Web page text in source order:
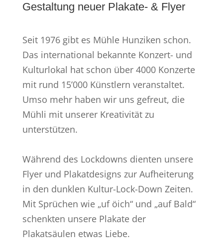
Gestaltung neuer Plakate- & Flyer
Seit 1976 gibt es Mühle Hunziken schon.
Das international bekannte Konzert- und
Kulturlokal hat schon über 4000 Konzerte
mit rund 15’000 Künstlern veranstaltet.
Umso mehr haben wir uns gefreut, die
Mühli mit unserer Kreativität zu
unterstützen.
Während des Lockdowns dienten unsere
Flyer und Plakatdesigns zur Aufheiterung
in den dunklen Kultur-Lock-Down Zeiten.
Mit Sprüchen wie „uf öich“ und „auf Bald“
schenkten unsere Plakate der
Plakatsäulen etwas Liebe.